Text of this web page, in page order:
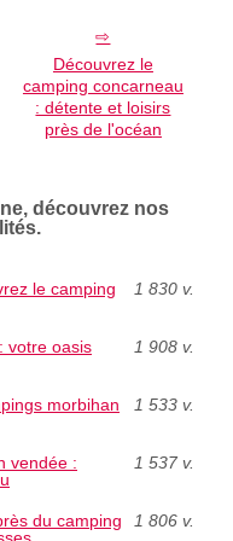
Découvrez le
camping concarneau
: détente et loisirs
près de l'océan
découvrez nos
le camping
1 830 v.
votre oasis
1 908 v.
morbihan
1 533 v.
vendée :
1 537 v.
du camping
1 806 v.